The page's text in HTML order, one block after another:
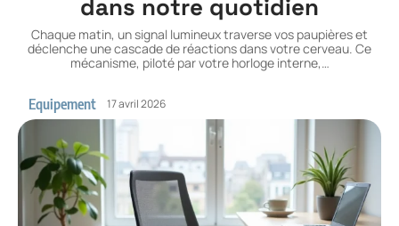
dans notre quotidien
Chaque matin, un signal lumineux traverse vos paupières et
déclenche une cascade de réactions dans votre cerveau. Ce
mécanisme, piloté par votre horloge interne,…
Equipement 17 avril 2026